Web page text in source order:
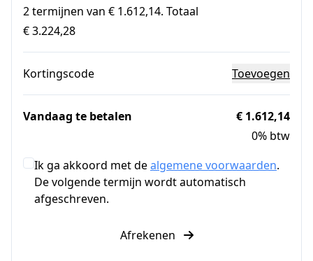
2 termijnen van € 1.612,14. Totaal
€ 3.224,28
Kortingscode Toevoegen
Vandaag te betalen
€ 1.612,14
0% btw
Ik ga akkoord met dealgemene voorwaarden.
De volgende termijn wordt automatisch
afgeschreven.
Afrekenen